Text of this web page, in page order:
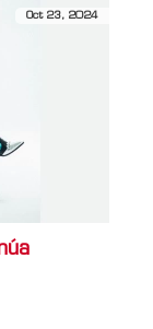
Oct 23, 2024